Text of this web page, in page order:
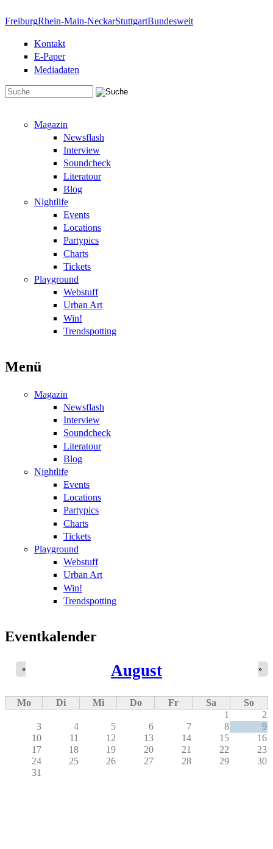
FreiburgRhein-Main-NeckarStuttgartBundesweit
Kontakt
E-Paper
Mediadaten
Magazin
Newsflash
Interview
Soundcheck
Literatour
Blog
Nightlife
Events
Locations
Partypics
Charts
Tickets
Playground
Webstuff
Urban Art
Win!
Trendspotting
Menü
Magazin
Newsflash
Interview
Soundcheck
Literatour
Blog
Nightlife
Events
Locations
Partypics
Charts
Tickets
Playground
Webstuff
Urban Art
Win!
Trendspotting
Eventkalender
August
« »
Mo Di Mi Do Fr Sa
So
1
2
3
4 5 6 7 8
9
10
11 12 13 14 15
16
17
18 19 20 21 22
23
24
25 26 27 28 29
30
31